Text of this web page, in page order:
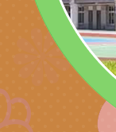
不
門
成
文
材
有
「
情
有
「
檢